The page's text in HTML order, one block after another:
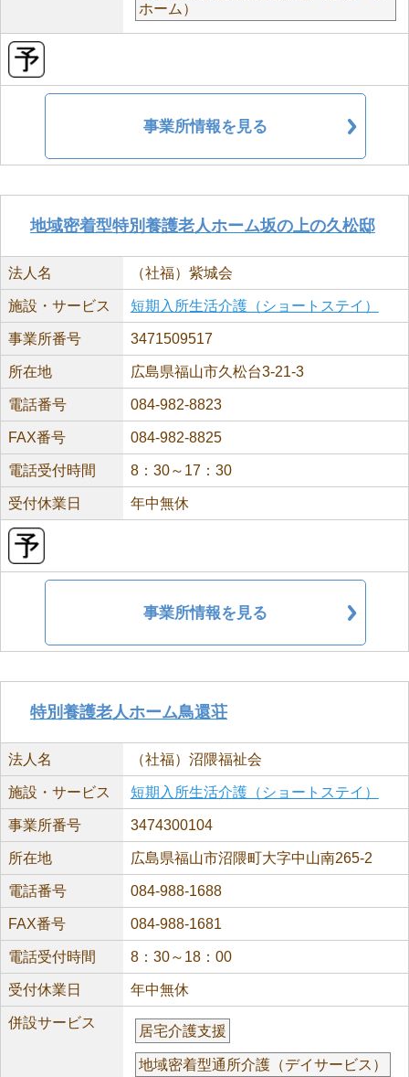
ホーム）
事業所情報を見る
地域密着型特別養護老人ホーム坂の上の久松邸
法人名 （社福）紫城会
施設・サービス 短期入所生活介護（ショートステイ）
事業所番号 3471509517
所在地 広島県福山市久松台3-21-3
電話番号 084-982-8823
FAX番号 084-982-8825
電話受付時間 8：30～17：30
受付休業日 年中無休
事業所情報を見る
特別養護老人ホーム鳥還荘
法人名 （社福）沼隈福祉会
施設・サービス 短期入所生活介護（ショートステイ）
事業所番号 3474300104
所在地 広島県福山市沼隈町大字中山南265-2
電話番号 084-988-1688
FAX番号 084-988-1681
電話受付時間 8：30～18：00
受付休業日 年中無休
併設サービス
居宅介護支援
地域密着型通所介護（デイサービス）